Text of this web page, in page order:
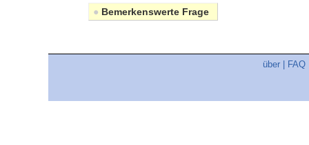
● Bemerkenswerte Frage
über FAQ